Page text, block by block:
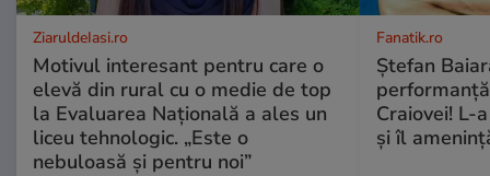
ZiaruldeIasi.ro
Motivul interesant pentru care o
elevă din rural cu o medie de top
la Evaluarea Națională a ales un
liceu tehnologic. „Este o
nebuloasă și pentru noi”
Fanatik.ro
Ștefan
Craiovei! L-
și îl